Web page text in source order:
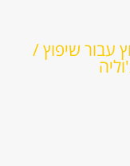
עבור שיפוץ /